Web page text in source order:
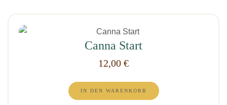
Canna Start
12,00 €
IN DEN WARENKORB